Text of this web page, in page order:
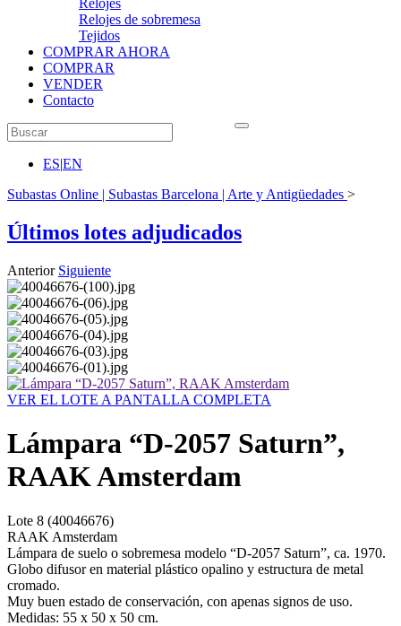
Relojes
Relojes de sobremesa
Tejidos
COMPRAR AHORA
COMPRAR
VENDER
Contacto
ES|EN
Subastas Online | Subastas Barcelona | Arte y Antigüedades >
Últimos lotes adjudicados
Anterior Siguiente
VER EL LOTE A PANTALLA COMPLETA
Lámpara “D-2057 Saturn”,
RAAK Amsterdam
Lote 8 (40046676)
RAAK Amsterdam
Lámpara de suelo o sobremesa modelo “D-2057 Saturn”, ca. 1970.
Globo difusor en material plástico opalino y estructura de metal
cromado.
Muy buen estado de conservación, con apenas signos de uso.
Medidas: 55 x 50 x 50 cm.